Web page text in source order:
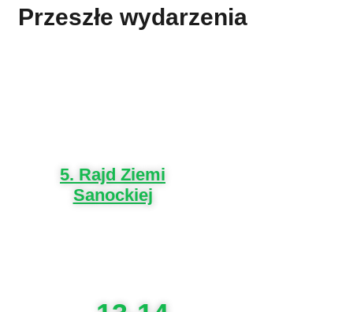
Przeszłe wydarzenia
5. Rajd Ziemi
Sanockiej